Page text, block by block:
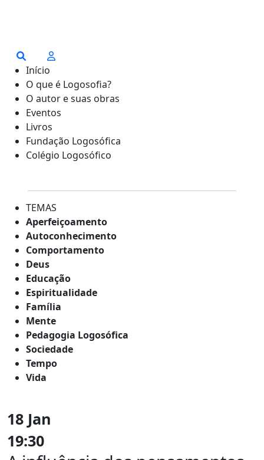
Início
O que é Logosofia?
O autor e suas obras
Eventos
Livros
Fundação Logosófica
Colégio Logosófico
TEMAS
Aperfeiçoamento
Autoconhecimento
Comportamento
Deus
Educação
Espiritualidade
Família
Mente
Pedagogia Logosófica
Sociedade
Tempo
Vida
18 Jan
19:30